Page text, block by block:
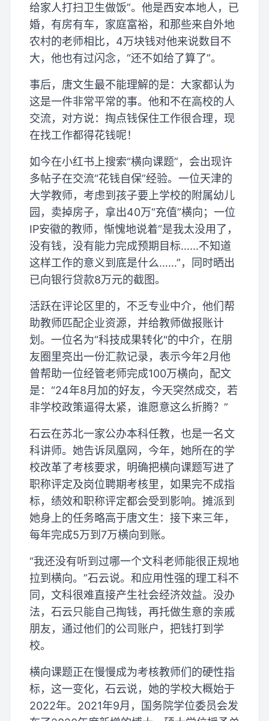
给家人打扫卫生做饭”。他是西安本地人，已
婚，有房有车，家庭富裕，和那些来自外地
农村的老师相比，4万块钱对他来说数目不
大，他也有过闪念，“还不如给了算了”。
事后，唐文生最不能理解的是：大家都认为
这是一件非常平常的事。他和不在高校的人
交流，对方说：掏点钱保住工作很合理，现
在找工作都得花钱呢！
如今在小红书上搜索“横向课题”，会出现许
多帖子在交流“花钱自保”经验。一位天津的
大学教师，考虑到孩子要上学校的附属幼儿
园，卖掉房子，拿出40万“充值”横向；一位
IP安徽的教师，惭愧地说着“是我太没用了，
没有钱，没有能力完成预期目标……不知道
这样工作的意义到底是什么……”，同时晒出
已向银行贷款8万元的截图。
活跃在评论区里的，不乏专业中介，他们帮
助教师匹配企业资源，并给教师做报账计
划。一位名为“科技成果转化"的中介，在朋
友圈里亮出一份汇款记录，表示今年2月他
曾帮助一位经管老师完成100万横向，配文
是：“24年8月加的好友，今天突然成交，若
非学校政策逼得太紧，谁愿意这么折腾？”
石云在苏北一家公办本科任教，也是一名文
科讲师。她告诉凤凰网，今年，她所在的学
校改革了考核要求，明确把横向课题写进了
职称评定及岗位聘期考核里，如果完不成指
标，绩效和职称评定都会受到影响。摊派到
她身上的任务略高于唐文生：接下来三年，
每年完成5万到7万横向到账。
“我还没有听到过哪一个文科老师能很正规地
拉到横向。”石云说。和应用性强的理工科不
同，文科很难直接产生社会经济效益。没办
法，石云只能自己掏钱，再托做生意的亲戚
朋友，通过他们的公司账户，把钱打到学
校。
横向课题正在慢慢成为考核教师们的硬性指
标，这一变化，石云说，她的学校大概始于
2022年。2021年9月，国务院学位委员会发